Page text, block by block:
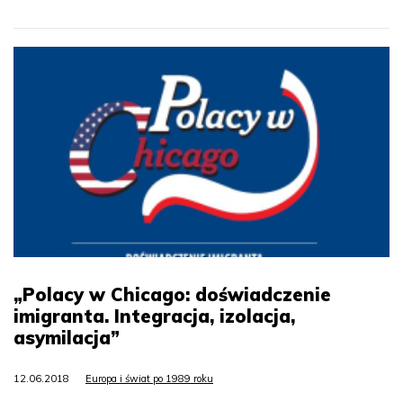
„Polacy w Chicago: doświadczenie
imigranta. Integracja, izolacja,
asymilacja”
12.06.2018 Europa i świat po 1989 roku